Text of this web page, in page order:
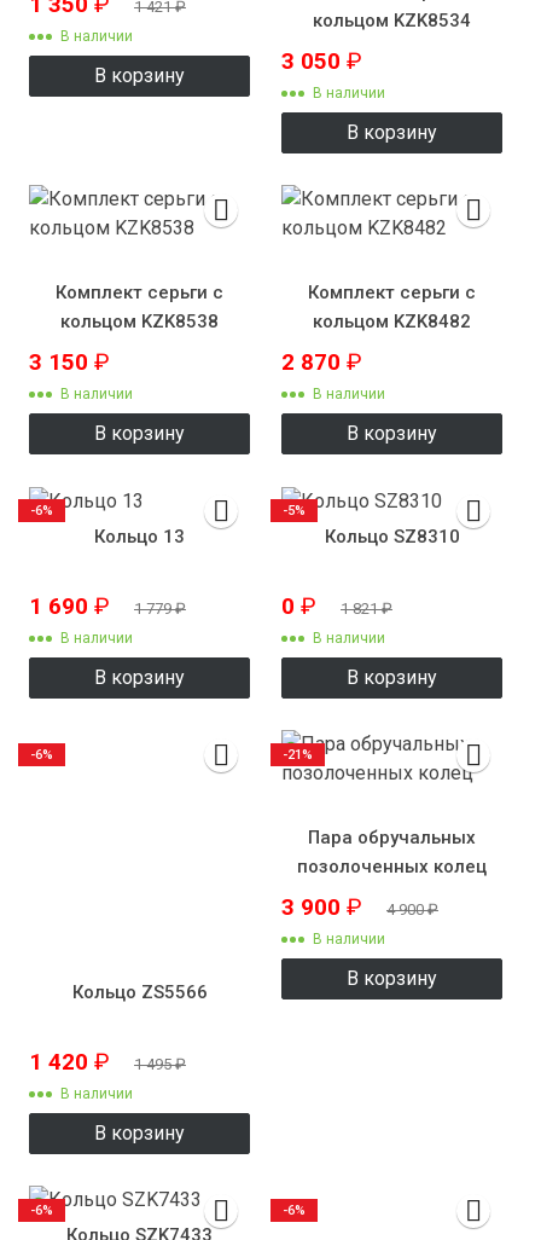
1 421₽
В наличии
В корзину
кольцом KZK8534
3 050 ₽
В наличии
В корзину
Комплект серьги с
кольцом KZK8538
3 150 ₽
В наличии
В корзину
Комплект серьги с
кольцом KZK8482
2 870 ₽
В наличии
В корзину
Кольцо 13
1 690 ₽ 1 779₽
В наличии
В корзину
-6%
Кольцо SZ8310
0 ₽ 1 821₽
В наличии
В корзину
-5%
Кольцо ZS5566
1 420 ₽ 1 495₽
В наличии
В корзину
-6%
Пара обручальных
позолоченных колец
3 900 ₽ 4 900₽
В наличии
В корзину
-21%
-6% -6%